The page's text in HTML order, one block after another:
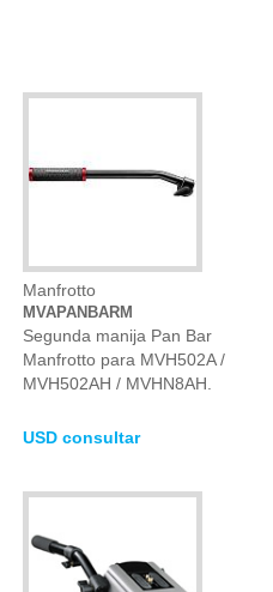
Manfrotto
MVAPANBARM
Segunda manija Pan Bar
Manfrotto para MVH502A /
MVH502AH / MVHN8AH.
USD consultar